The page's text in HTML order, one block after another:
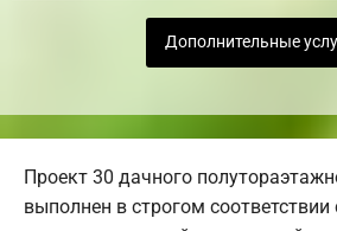
Дополнительные
Проект 30 дачного
выполнен в строгом